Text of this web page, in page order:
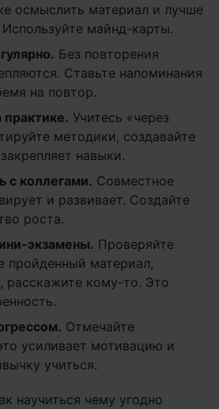
осмыслить материал и лучше
Используйте майнд-карты.
Без повторения
Ставьте напоминания
на повтор.
Учитесь «через
методики, создавайте
навыки.
с коллегами. Совместное
и развивает. Создайте
роста.
экзамены. Проверяйте
пройденный материал,
расскажите кому-то. Это
Отмечайте
усиливает мотивацию и
учиться.
научиться чему угодно